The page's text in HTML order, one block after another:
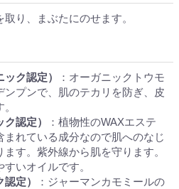
り、まぶたにのせます。
ク認定）
：オーガニックトウモ
ンプンで、肌のテカリを防ぎ、皮
認定）
：植物性のWAXエステ
れている成分なので肌へのなじ
す。紫外線から肌を守ります。
いオイルです。
定）
：ジャーマンカモミールの